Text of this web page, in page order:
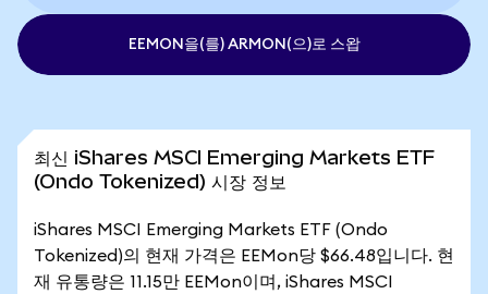
EEMON을(를) ARMON(으)로 스왑
최신 iShares MSCI Emerging Markets ETF
(Ondo Tokenized) 시장 정보
iShares MSCI Emerging Markets ETF (Ondo
Tokenized)의 현재 가격은 EEMon당 $66.48입니다. 현
재 유통량은 11.15만 EEMon이며, iShares MSCI